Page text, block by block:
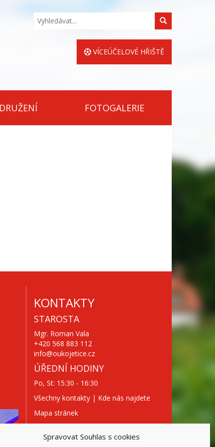
Spravovat Souhlas s cookies
Hledat
VÍCEÚČELOVÉ HŘIŠTĚ
FOTOGALERIE
KONTAKTY
STAROSTA
Mgr. Roman Vala
+420 568 883 112
info@oukojetice.cz
ÚŘEDNÍ HODINY
Po, St: 15:30 - 16:30
Všechny kontakty | Kde nás najdete
Mapa stránek